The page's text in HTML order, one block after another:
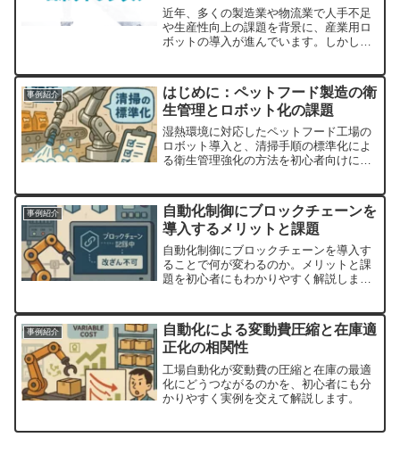
近年、多くの製造業や物流業で人手不足
や生産性向上の課題を背景に、産業用ロ
ボットの導入が進んでいます。しかし、
せない…」こういった声も少なくありま
せん。そんな企業に注目さ...
事例紹介
はじめに：ペットフード製造の衛
生管理とロボット化の課題
湿熱環境に対応したペットフード工場の
ロボット導入と、清掃手順の標準化によ
る衛生管理強化の方法を初心者向けにわ
事例紹介
自動化制御にブロックチェーンを
導入するメリットと課題
自動化制御にブロックチェーンを導入す
ることで何が変わるのか。メリットと課
題を初心者にもわかりやすく解説しま
事例紹介
自動化による変動費圧縮と在庫適
正化の相関性
工場自動化が変動費の圧縮と在庫の最適
化にどうつながるのかを、初心者にも分
かりやすく実例を交えて解説します。